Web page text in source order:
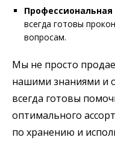
всегда готовы
вопросам.
Мы не просто
нашими знаниями и
всегда готовы
оптимального
по хранению и